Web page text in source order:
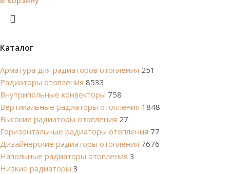
Каталог
Арматура для радиаторов отопления 251
Радиаторы отопления 8533
Внутрипольные конвекторы 758
Вертикальные радиаторы отопления 1848
Высокие радиаторы отопления 27
Горизонтальные радиаторы отопления 77
Дизайнерские радиаторы отопления 7676
Напольные радиаторы отопления 3
Низкие радиаторы 3